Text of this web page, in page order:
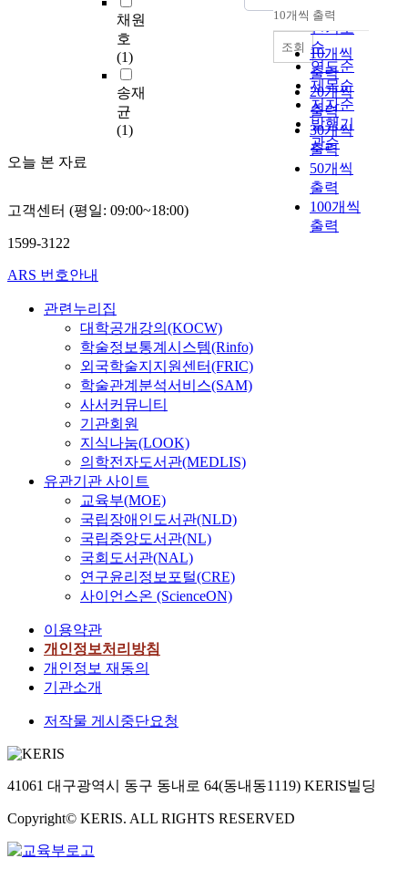
채원
호
(1)
송재
균
(1)
오늘 본 자료
의 내용을 분석 비교하
였고 Peterson의 상향
식, 하향식, 상호 작용
식 언어처리과정을 한
국 교육과정평가원에
서 제시한 수능 듣기
문항들에 있어서의 언
어사용 기술들을 참고
하여 10개의 범주로
나누어 비교하였다. 모
든 통계는 백분율을 중
심으로 비교를 실시하
였고 이에 따른 결과는
시한 의사소통 기능 중
심의 교육목표에 충분
히 부합하는 문항 구성
(37.5%), 상호 작용적
(11.25%) 순서로 그 빈
l
순
인기도
순
연도순
제목순
저자순
발행기
관순
내림차순
10개씩 출력
10개씩
출력
20개씩
출력
30개씩
출력
50개씩
출력
100개씩
출력
조회
고객센터 (평일: 09:00~18:00)
1599-3122
ARS 번호안내
관련누리집
대학공개강의(KOCW)
학술정보통계시스템(Rinfo)
외국학술지지원센터(FRIC)
학술관계분석서비스(SAM)
사서커뮤니티
기관회원
지식나눔(LOOK)
의학전자도서관(MEDLIS)
유관기관 사이트
교육부(MOE)
국립장애인도서관(NLD)
국립중앙도서관(NL)
국회도서관(NAL)
연구윤리정보포털(CRE)
사이언스온 (ScienceON)
이용약관
개인정보처리방침
개인정보 재동의
기관소개
저작물 게시중단요청
41061 대구광역시 동구 동내로 64(동내동1119) KERIS빌딩
Copyright© KERIS. ALL RIGHTS RESERVED